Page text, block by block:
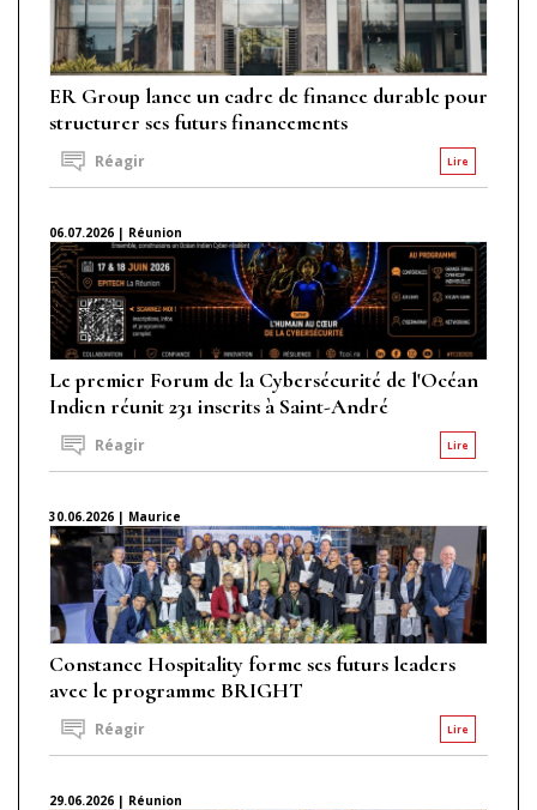
ER Group lance un cadre de finance durable pour
structurer ses futurs financements
Lire
Réagir
06.07.2026 | Réunion
Le premier Forum de la Cybersécurité de l'Océan
Indien réunit 231 inscrits à Saint-André
Lire
Réagir
30.06.2026 | Maurice
Constance Hospitality forme ses futurs leaders
avec le programme BRIGHT
Lire
Réagir
29.06.2026 | Réunion